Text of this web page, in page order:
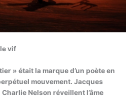
vif
» était la marque d’un poète en
mouvement. Jacques
Nelson réveillent l’âme